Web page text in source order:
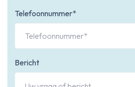
Telefoonnummer*
Bericht